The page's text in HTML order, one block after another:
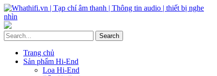
Trang chủ
Sản phẩm Hi-End
Loa Hi-End